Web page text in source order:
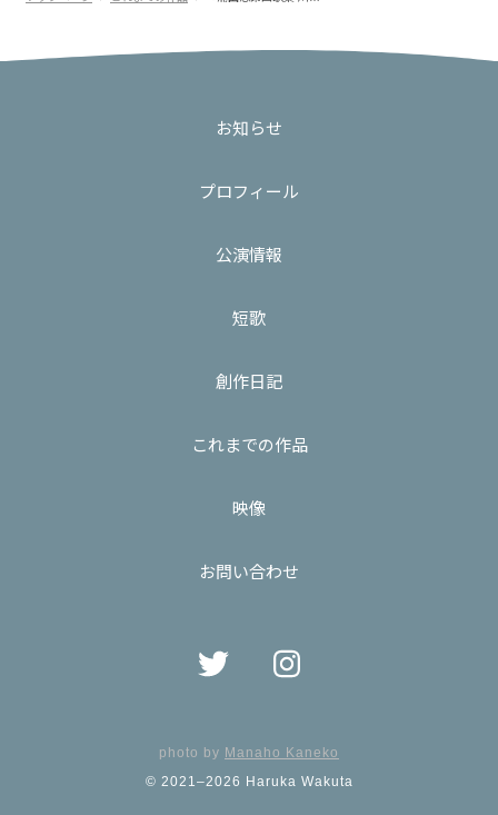
お知らせ
プロフィール
公演情報
短歌
創作日記
これまでの作品
映像
お問い合わせ
photo by Manaho Kaneko
© 2021–2026 Haruka Wakuta